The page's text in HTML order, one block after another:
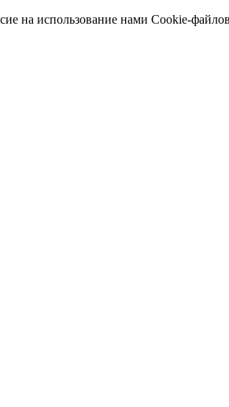
на использование нами Cookie-